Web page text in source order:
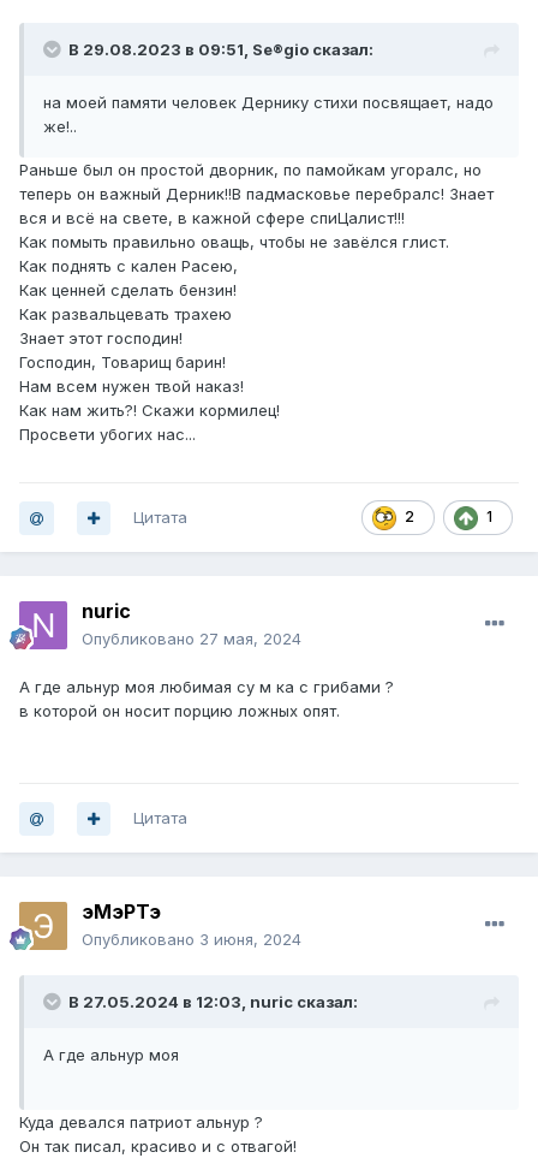
В 29.08.2023 в 09:51, Se®gio сказал:
на моей памяти человек Дернику стихи посвящает, надо
же!..
Раньше был он простой дворник, по памойкам угоралс, но
теперь он важный Дерник!!В падмасковье перебралс! Знает
вся и всё на свете, в кажной сфере спиЦалист!!!
Как помыть правильно оващь, чтобы не завёлся глист.
Как поднять с кален Расею,
Как ценней сделать бензин!
Как развальцевать трахею
Знает этот господин!
Господин, Товарищ барин!
Нам всем нужен твой наказ!
Как нам жить?! Скажи кормилец!
Просвети убогих нас...
2 1
Цитата
nuric
Опубликовано 27 мая, 2024
А где альнур моя любимая су м ка с грибами ?
в которой он носит порцию ложных опят.
Цитата
эМэРТэ
Опубликовано 3 июня, 2024
В 27.05.2024 в 12:03, nuric сказал:
А где альнур моя
Куда девался патриот альнур ?
Он так писал, красиво и с отвагой!